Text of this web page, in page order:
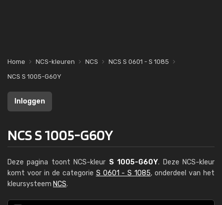
Home NCS-kleuren NCS
NCS S 0601 - S 1085
NCS S 1005-G60Y
Inloggen
NCS S 1005-G60Y
Deze pagina toont NCS-kleur S 1005-G60Y. Deze NCS-kleur
komt voor in de categorie S 0601 - S 1085, onderdeel van het
kleursysteem NCS.